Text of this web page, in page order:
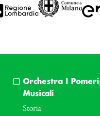
Orchestra I
Musicali
Storia